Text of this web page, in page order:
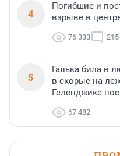
4
Погибшие и
взрыве в
76 333 215
5
Галька била в
в скорые на
Геленджике
67 482